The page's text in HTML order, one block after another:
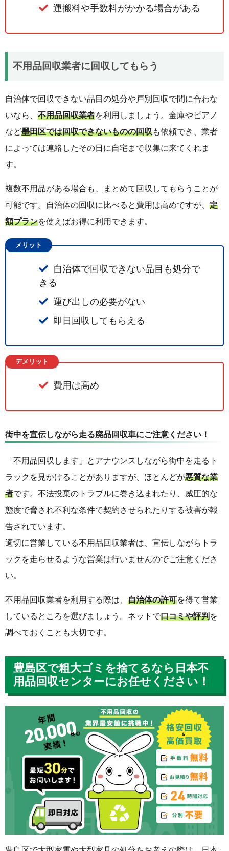
運搬料や手数料がかかる場合がある
不用品回収業者に回収してもらう
自治体で回収できない品目の処分や戸別回収で間に合わな
いなら、 不用品回収業者を利用しましょう。金庫やピアノ
など墨田区では回収できないものの回収も依頼でき、業者
によっては連絡したその日に自宅まで収集に来てくれま
す。
複数不用品がある場合も、まとめて回収してもらうことが
可能です。自治体の回収に比べると費用は高めですが、 定
額プランを使えばお得に利用できます。
メリット
自治体で回収できない品目も処分で
きる
運び出しの必要がない
即日回収してもらえる
デメリット
費用は高め
街中を宣伝しながら走る廃品回収車にご注意ください！
「不用品回収します」とアナウンスしながら街中を走るト
ラックを見かけることがありますが、ほとんどが悪質な業
者です。不法投棄のトラブルに巻き込まれたり、威圧的な
態度で脅され不利な条件で契約させられたりする被害が報
告されています。
適切に営業している不用品回収業者は、宣伝しながらトラ
ックを走らせるような営業は行いませんのでご注意くださ
い。
不用品回収業者を利用する際は、 自治体の許可を得て営業
しているところを選びましょう。ネットで口コミや評判を
調べておくことも大切です。
豊島区で粗大ゴミを捨てるなら日本不
用品回収センターにお任せください！